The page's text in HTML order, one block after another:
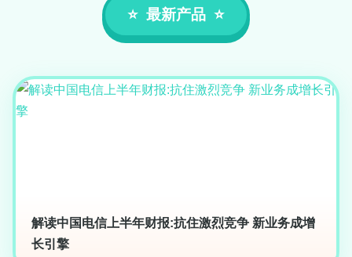
最新产品
解读中国电信上半年财报:抗住激烈竞争 新业务成增
长引擎